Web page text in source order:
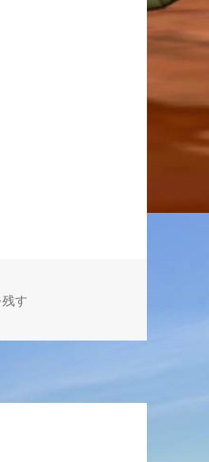
１２月３１日～１月６日分 に
す